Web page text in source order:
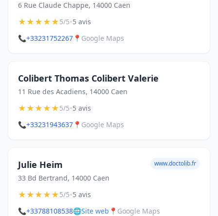
6 Rue Claude Chappe, 14000 Caen
★★★★★5/5•5 avis
📞+33231752267 📍 Google Maps
Colibert Thomas Colibert Valerie
11 Rue des Acadiens, 14000 Caen
★★★★★5/5•5 avis
📞+33231943637 📍 Google Maps
Julie Heim
33 Bd Bertrand, 14000 Caen
www.doctolib.fr
★★★★★5/5•5 avis
📞+33788108538🌐Site web 📍 Google Maps